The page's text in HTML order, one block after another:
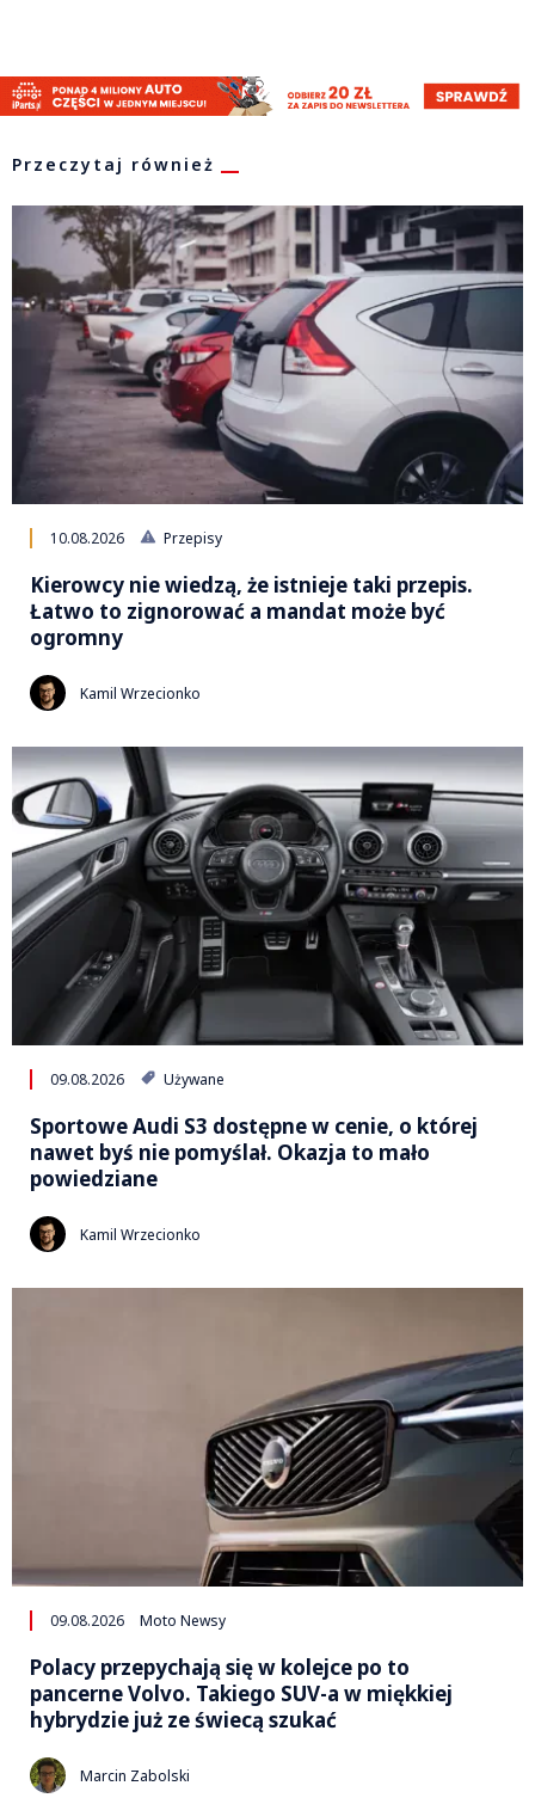
Przeczytaj również
10.08.2026 Przepisy
Kierowcy nie wiedzą, że istnieje taki przepis.
Łatwo to zignorować a mandat może być
ogromny
Kamil Wrzecionko
09.08.2026 Używane
Sportowe Audi S3 dostępne w cenie, o której
nawet byś nie pomyślał. Okazja to mało
powiedziane
Kamil Wrzecionko
09.08.2026 Moto Newsy
Polacy przepychają się w kolejce po to
pancerne Volvo. Takiego SUV-a w miękkiej
hybrydzie już ze świecą szukać
Marcin Zabolski